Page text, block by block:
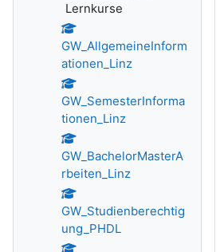
Lernkurse
GW_AllgemeineInform
ationen_Linz
GW_SemesterInforma
tionen_Linz
GW_BachelorMasterA
rbeiten_Linz
GW_Studienberechtig
ung_PHDL